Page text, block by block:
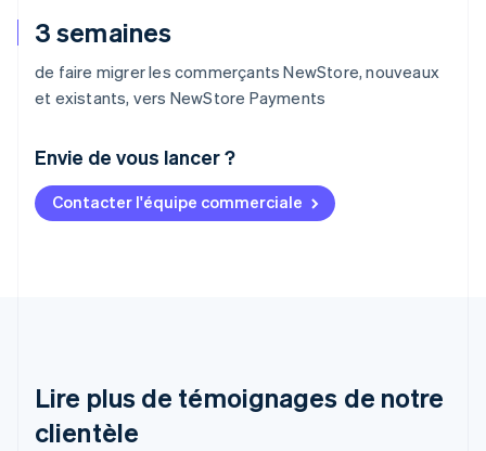
3 semaines
de faire migrer les commerçants NewStore, nouveaux
et existants, vers NewStore Payments
Envie de vous lancer ?
Contacter l'équipe commerciale
Lire plus de témoignages de notre
clientèle
Allemagne
Brésil
PortuguêsEnglish
Bulgarie